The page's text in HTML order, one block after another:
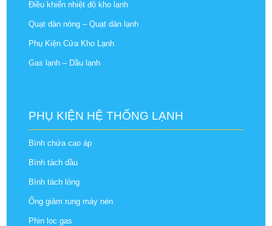
Điều khiển nhiệt độ kho lạnh
Quạt dàn nóng – Quạt dàn lạnh
Phụ Kiện Cửa Kho Lạnh
Gas lạnh – Dầu lạnh
PHỤ KIỆN HỆ THỐNG LẠNH
Bình chứa cao áp
Bình tách dầu
Bình tách lỏng
Ống giảm rung máy nén
Phin lọc gas